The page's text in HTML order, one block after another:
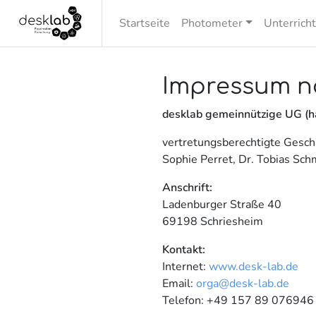
Startseite Photometer
Impressum
desklab gemeinnützige UG
vertretungsberechtigte
Sophie Perret, Dr. Tobias
Anschrift:
Ladenburger Straße 40
69198 Schriesheim
Kontakt:
Internet: www.desk-lab.de
Email: orga@desk-lab.de
Telefon: +49 157 89 076946